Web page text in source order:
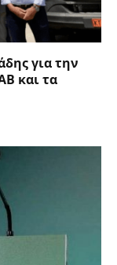
για την
και τα